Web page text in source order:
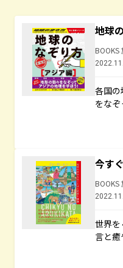
地球
BOOKS
各国の
をなぞ
今す
BOOKS
世界を
言と